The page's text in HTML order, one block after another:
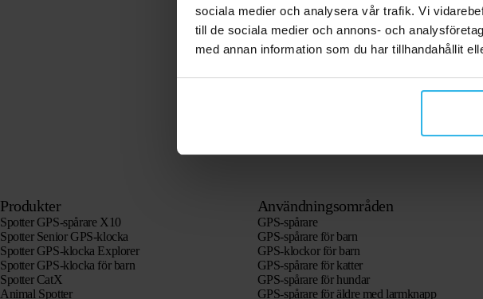
sociala medier och analysera vår trafik. Vi
till de sociala medier och annons- och
med annan information som du har tillhandahållit
Produkter
Spotter GPS-spårare X10
Spotter Senior GPS-klocka
Spotter GPS-klocka Explorer
Spotter GPS-klocka för barn
Spotter CatX
Animal Spotter
Användningsområden
GPS-spårare
GPS-spårare för barn
GPS-klockor för barn
GPS-spårare för katter
GPS-spårare för hundar
GPS-spårare för äldre med larmknapp